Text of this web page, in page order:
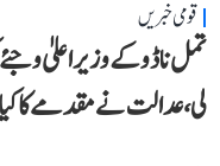
قومی خبریں
تمل ناڈو کے وزیر اعلیٰ
لی، عدالت نے مقدمے کا کیا